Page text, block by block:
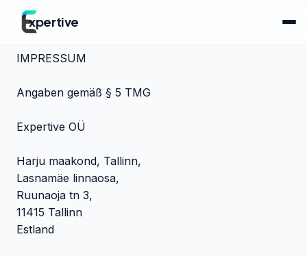
xpertive
IMPRESSUM
Angaben gemäß § 5 TMG
Expertive OÜ
Harju maakond, Tallinn,
Lasnamäe linnaosa,
Ruunaoja tn 3,
11415 Tallinn
Estland